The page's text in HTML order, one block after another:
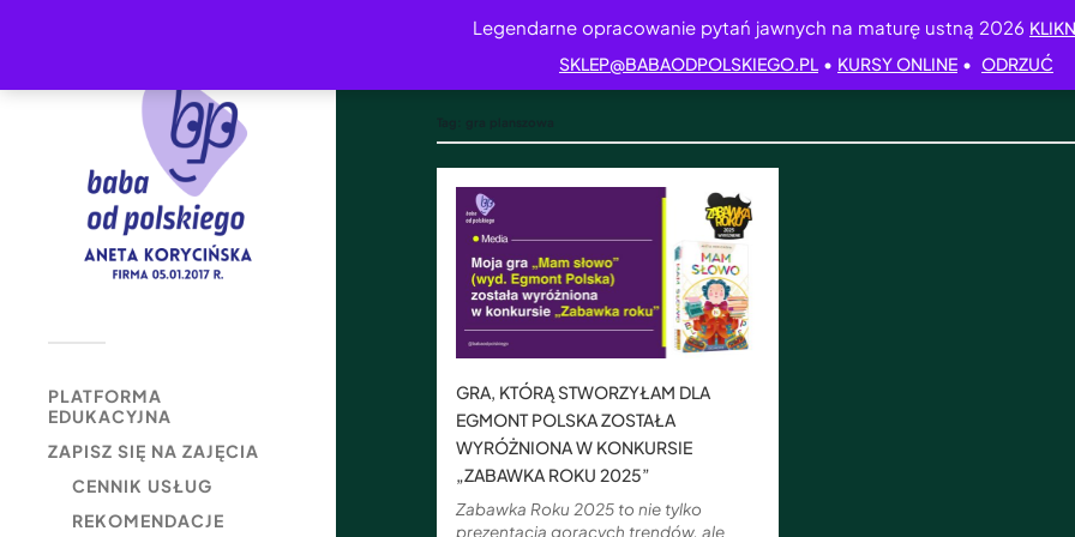
Legendarne opracowanie pytań jawnych na maturę ustną 2026
SKLEP@BABAODPOLSKIEGO.PL • KURSY ONLINE • ODRZUĆ
PLATFORMA
EDUKACYJNA
ZAPISZ SIĘ NA ZAJĘCIA
CENNIK USŁUG
REKOMENDACJE
GRA, KTÓRĄ STWORZYŁAM DLA
EGMONT POLSKA ZOSTAŁA
WYRÓŻNIONA W KONKURSIE
„ZABAWKA ROKU 2025”
Zabawka Roku 2025 to nie tylko
prezentacja gorących trendów, ale